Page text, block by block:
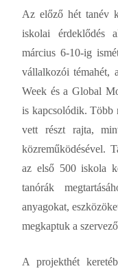
Az előző hét tanév
iskolai érdeklődés
március 6-10-ig
vállalkozói témahét,
Week és a Global
is kapcsolódik. Több
vett részt rajta,
közreműködésével.
az első 500 iskola
tanórák
anyagokat,
megkaptuk a
A projekthét